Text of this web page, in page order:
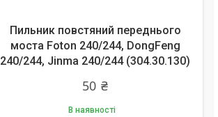
Пильник повстяний переднього
моста Foton 240/244, DongFeng
240/244, Jinma 240/244 (304.30.130)
50 ₴
В наявності